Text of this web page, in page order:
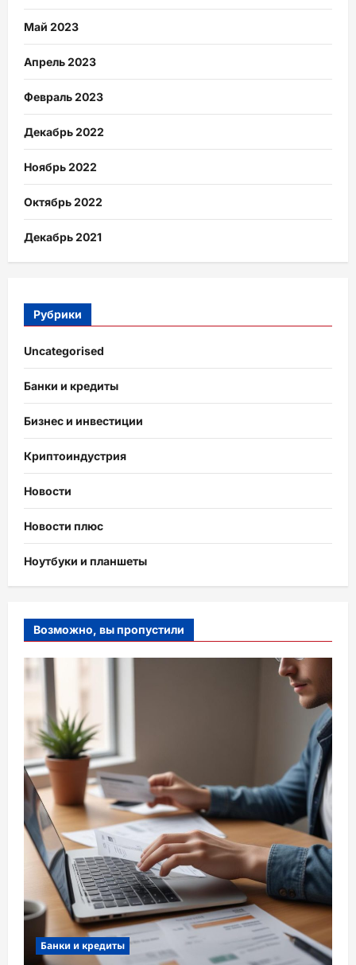
Май 2023
Апрель 2023
Февраль 2023
Декабрь 2022
Ноябрь 2022
Октябрь 2022
Декабрь 2021
Рубрики
Uncategorised
Банки и кредиты
Бизнес и инвестиции
Криптоиндустрия
Новости
Новости плюс
Ноутбуки и планшеты
Возможно, вы пропустили
Банки и кредиты